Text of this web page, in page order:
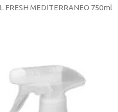
MEDITERRANEO 750ml